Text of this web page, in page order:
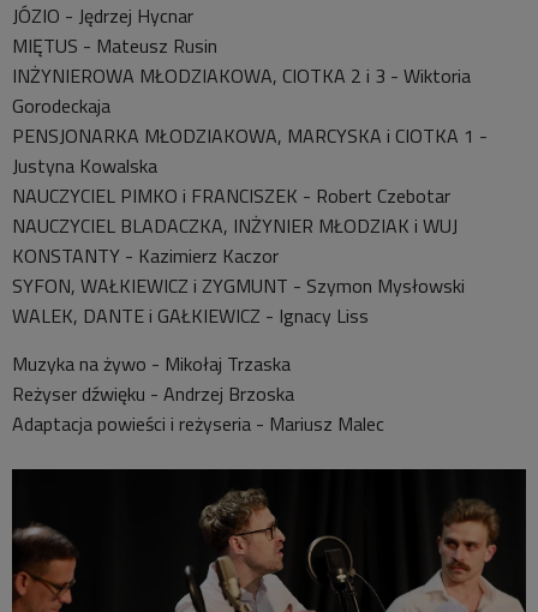
JÓZIO - Jędrzej Hycnar
MIĘTUS - Mateusz Rusin
INŻYNIEROWA MŁODZIAKOWA, CIOTKA 2 i 3 - Wiktoria
Gorodeckaja
PENSJONARKA MŁODZIAKOWA, MARCYSKA i CIOTKA 1 -
Justyna Kowalska
NAUCZYCIEL PIMKO i FRANCISZEK - Robert Czebotar
NAUCZYCIEL BLADACZKA, INŻYNIER MŁODZIAK i WUJ
KONSTANTY - Kazimierz Kaczor
SYFON, WAŁKIEWICZ i ZYGMUNT - Szymon Mysłowski
WALEK, DANTE i GAŁKIEWICZ - Ignacy Liss
Muzyka na żywo - Mikołaj Trzaska
Reżyser dźwięku - Andrzej Brzoska
Adaptacja powieści i reżyseria - Mariusz Malec